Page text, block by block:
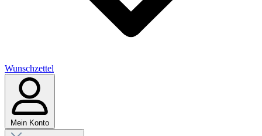
Wunschzettel
Mein Konto